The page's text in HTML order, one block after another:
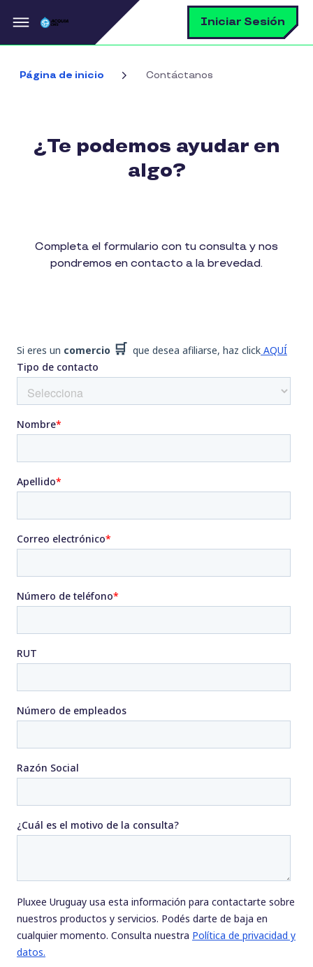
Pasar al contenido principal Iniciar Sesión
Página de inicio Contáctanos
¿Te podemos ayudar en
algo?
Completa el formulario con tu consulta y nos
pondremos en contacto a la brevedad.